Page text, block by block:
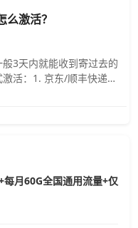
么激活？
3天内就能收到寄过去的
顺丰快递员
快递员会电话与你约好时
月60G全国通用流量+仅